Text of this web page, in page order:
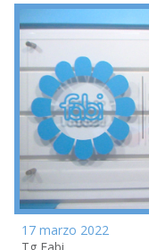
17 marzo 2022